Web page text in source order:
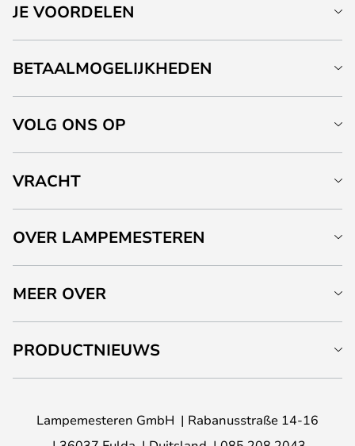
JE VOORDELEN
BETAALMOGELIJKHEDEN
VOLG ONS OP
VRACHT
OVER LAMPEMESTEREN
MEER OVER
PRODUCTNIEUWS
Lampemesteren GmbH
Rabanusstraße 14-16